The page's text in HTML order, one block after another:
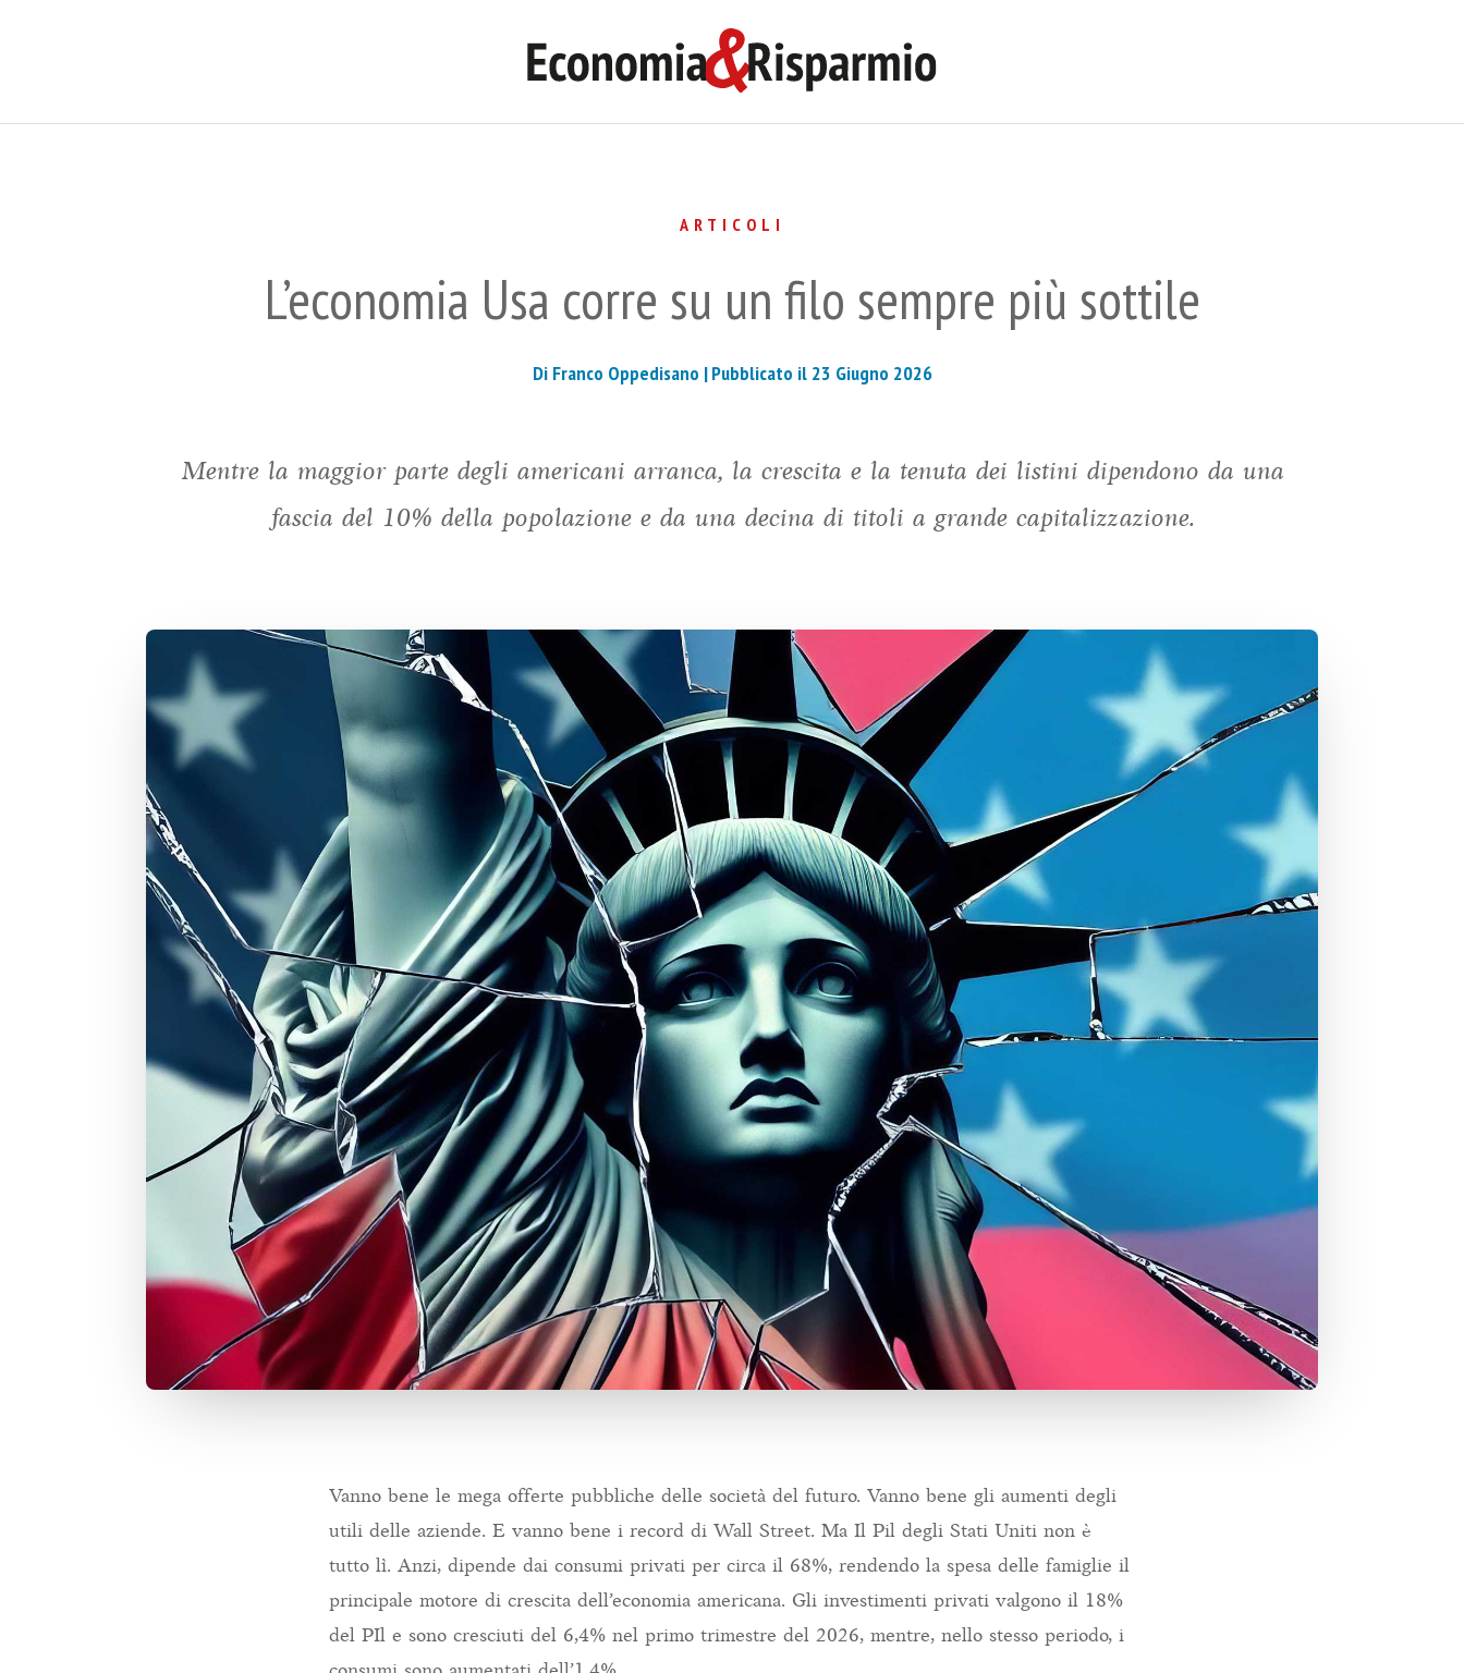
ARTICOLI
L’economia Usa corre su un filo sempre più sottile
Di Franco Oppedisano |Pubblicato il 23 Giugno 2026
Mentre la maggior parte degli americani arranca, la crescita e la tenuta dei listini dipendono da una
fascia del 10% della popolazione e da una decina di titoli a grande capitalizzazione.
Vanno bene le mega offerte pubbliche delle società del futuro. Vanno bene gli aumenti degli
utili delle aziende. E vanno bene i record di Wall Street. Ma Il Pil degli Stati Uniti non è
tutto lì. Anzi, dipende dai consumi privati per circa il 68%, rendendo la spesa delle famiglie il
principale motore di crescita dell’economia americana. Gli investimenti privati valgono il 18%
del PIl e sono cresciuti del 6,4% nel primo trimestre del 2026, mentre, nello stesso periodo, i